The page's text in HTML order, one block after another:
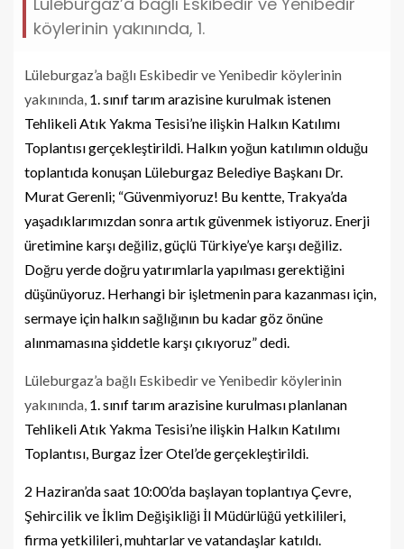
köylerinin yakınında, 1.
Lüleburgaz’a bağlı Eskibedir ve Yenibedir köylerinin
yakınında, 1. sınıf tarım arazisine kurulmak istenen
Tehlikeli Atık Yakma Tesisi’ne ilişkin Halkın Katılımı
Toplantısı gerçekleştirildi. Halkın yoğun katılımın olduğu
toplantıda konuşan Lüleburgaz Belediye Başkanı Dr.
Murat Gerenli; “Güvenmiyoruz! Bu kentte, Trakya’da
yaşadıklarımızdan sonra artık güvenmek istiyoruz. Enerji
üretimine karşı değiliz, güçlü Türkiye’ye karşı değiliz.
Doğru yerde doğru yatırımlarla yapılması gerektiğini
düşünüyoruz. Herhangi bir işletmenin para kazanması için,
sermaye için halkın sağlığının bu kadar göz önüne
alınmamasına şiddetle karşı çıkıyoruz” dedi.
Lüleburgaz’a bağlı Eskibedir ve Yenibedir köylerinin
yakınında, 1. sınıf tarım arazisine kurulması planlanan
Tehlikeli Atık Yakma Tesisi’ne ilişkin Halkın Katılımı
Toplantısı, Burgaz İzer Otel’de gerçekleştirildi.
2 Haziran’da saat 10:00’da başlayan toplantıya Çevre,
Şehircilik ve İklim Değişikliği İl Müdürlüğü yetkilileri,
firma yetkilileri, muhtarlar ve vatandaşlar katıldı.